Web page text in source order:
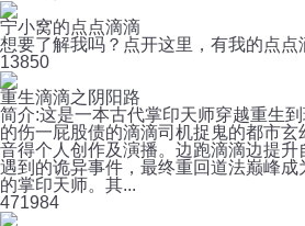
宁小窝的点点滴滴
想要了解我吗？点开这里，有我的点点
13850
重生滴滴之阴阳路
简介:这是一本古代掌印天师穿越重生
的伤一屁股债的滴滴司机捉鬼的都市
音得个人创作及演播。边跑滴滴边提
遇到的诡异事件，最终重回道法巅峰
的掌印天师。其...
471984